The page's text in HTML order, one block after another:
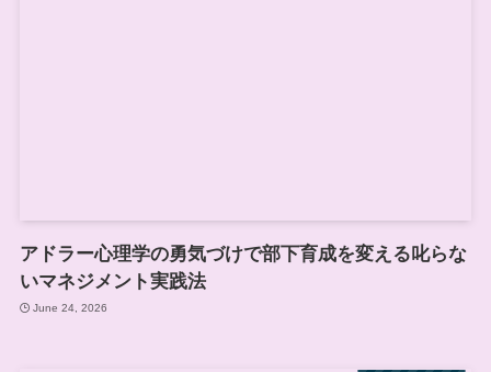
アドラー心理学の勇気づけで部下育成を変える叱らな
いマネジメント実践法
June 24, 2026